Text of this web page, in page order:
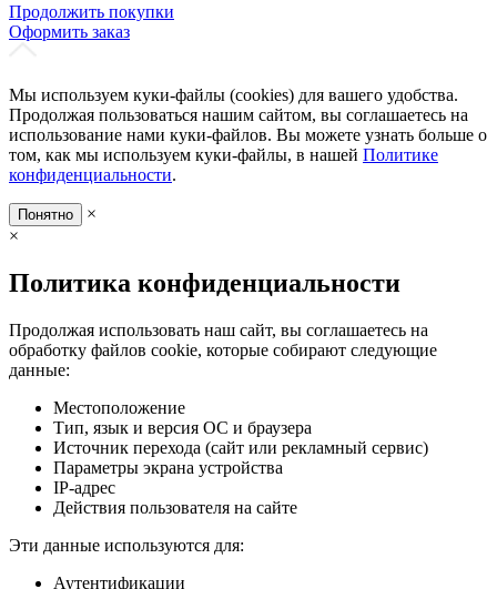
Продолжить покупки
Оформить заказ
Мы используем куки-файлы (cookies) для вашего удобства.
Продолжая пользоваться нашим сайтом, вы соглашаетесь на
использование нами куки-файлов. Вы можете узнать больше о
том, как мы используем куки-файлы, в нашей Политике
конфиденциальности.
Понятно
×
×
Политика конфиденциальности
Продолжая использовать наш сайт, вы соглашаетесь на
обработку файлов cookie, которые собирают следующие
данные:
Местоположение
Тип, язык и версия ОС и браузера
Источник перехода (сайт или рекламный сервис)
Параметры экрана устройства
IP-адрес
Действия пользователя на сайте
Эти данные используются для:
Аутентификации